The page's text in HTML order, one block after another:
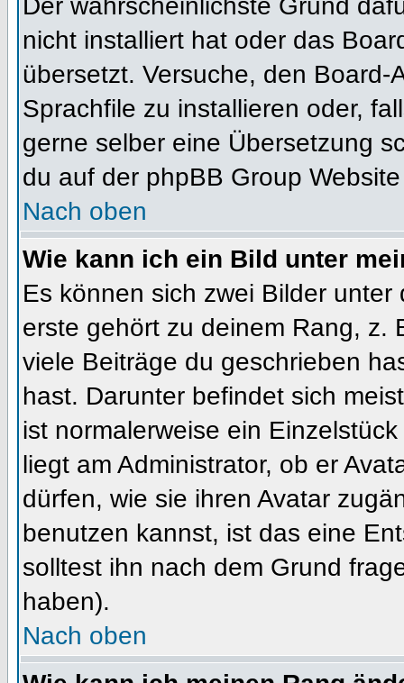
nicht installiert hat oder das
übersetzt. Versuche, den
Sprachfile zu installieren oder,
gerne selber eine Übersetzung
du auf der phpBB Group
Nach oben
Wie kann ich ein Bild unter
Es können sich zwei Bilder
erste gehört zu deinem Rang, z.
viele Beiträge du geschrieben
hast. Darunter befindet sich
ist normalerweise ein
liegt am Administrator, ob er
dürfen, wie sie ihren Avatar
benutzen kannst, ist das eine
solltest ihn nach dem Grund
haben).
Nach oben